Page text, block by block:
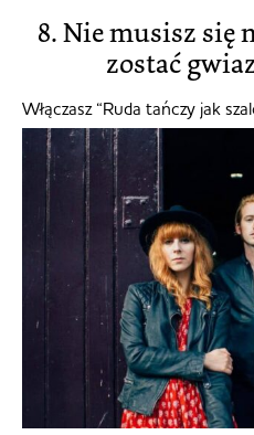
8. Nie musisz się
zostać
Włączasz “Ruda tańczy jak